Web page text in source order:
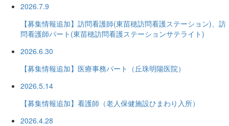
2026.7.9
【募集情報追加】訪問看護師(東苗穂訪問看護ステーション)、訪
問看護師パート(東苗穂訪問看護ステーションサテライト)
2026.6.30
【募集情報追加】医療事務パート（丘珠明陽医院）
2026.5.14
【募集情報追加】看護師（老人保健施設ひまわり入所）
2026.4.28